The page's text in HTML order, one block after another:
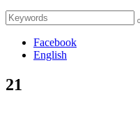
Search
for:
Facebook
English
21